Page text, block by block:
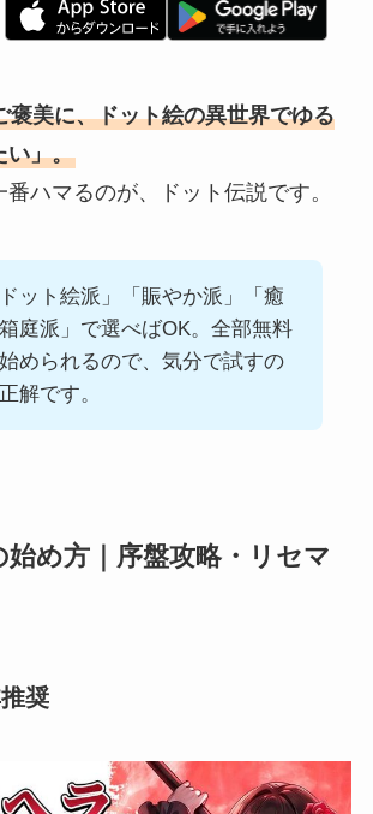
褒美に、ドット絵の異世界でゆる
い」。
ハマるのが、ドット伝説です。
ドット絵派」「賑やか派」「癒
庭派」で選べばOK。全部無料
められるので、気分で試すの
解です。
始め方｜序盤攻略・リセマ
奨